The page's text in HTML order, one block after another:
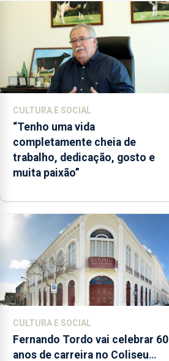
CULTURA E SOCIAL
“Tenho uma vida
completamente cheia de
trabalho, dedicação, gosto e
muita paixão”
CULTURA E SOCIAL
Fernando Tordo vai celebrar 60
anos de carreira no Coliseu